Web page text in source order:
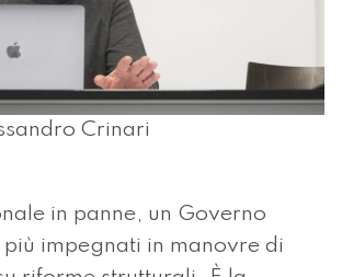
Crinari
in panne, un Governo
impegnati in manovre di